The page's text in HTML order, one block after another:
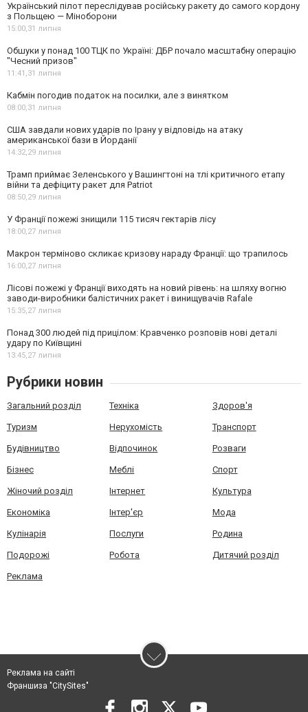
Український пілот переслідував російську ракету до самого кордону
з Польщею — Міноборони
15:00,31 липня
Обшуки у понад 100 ТЦК по Україні: ДБР почало масштабну операцію
"Чесний призов"
11:41,31 липня
Кабмін погодив податок на посилки, але з винятком
08:00,31 липня
США завдали нових ударів по Ірану у відповідь на атаку
американської бази в Йорданії
14:32,29 липня
Трамп приймає Зеленського у Вашингтоні на тлі критичного етапу
війни та дефіциту ракет для Patriot
08:50,29 липня
У Франції пожежі знищили 115 тисяч гектарів лісу
18:00,27 липня
Макрон терміново скликає кризову нараду Франції: що трапилось
16:00,27 липня
Лісові пожежі у Франції виходять на новий рівень: на шляху вогню
заводи-виробники балістичних ракет і винищувачів Rafale
15:35,27 липня
Понад 300 людей під прицілом: Кравченко розповів нові деталі
удару по Київщині
13:45,27 липня
Рубрики новин
Загальний розділ Техніка Здоров'я
Туризм Нерухомість Транспорт
Будівництво Відпочинок Розваги
Бізнес Меблі Спорт
Жіночий розділ Інтернет Культура
Економіка Інтер'єр Мода
Кулінарія Послуги Родина
Подорожі Робота Дитячий розділ
Реклама
Реклама на сайті
Франшиза "CitySites"